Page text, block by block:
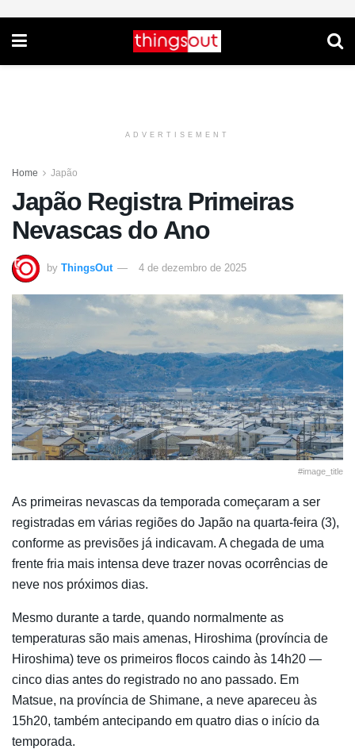
ADVERTISEMENT
Home Japão
Japão Registra Primeiras
Nevascas do Ano
by ThingsOut 4 de dezembro de 2025
#image_title
As primeiras nevascas da temporada começaram a ser
registradas em várias regiões do Japão na quarta-feira (3),
conforme as previsões já indicavam. A chegada de uma
frente fria mais intensa deve trazer novas ocorrências de
neve nos próximos dias.
Mesmo durante a tarde, quando normalmente as
temperaturas são mais amenas, Hiroshima (província de
Hiroshima) teve os primeiros flocos caindo às 14h20 —
cinco dias antes do registrado no ano passado. Em
Matsue, na província de Shimane, a neve apareceu às
15h20, também antecipando em quatro dias o início da
temporada.